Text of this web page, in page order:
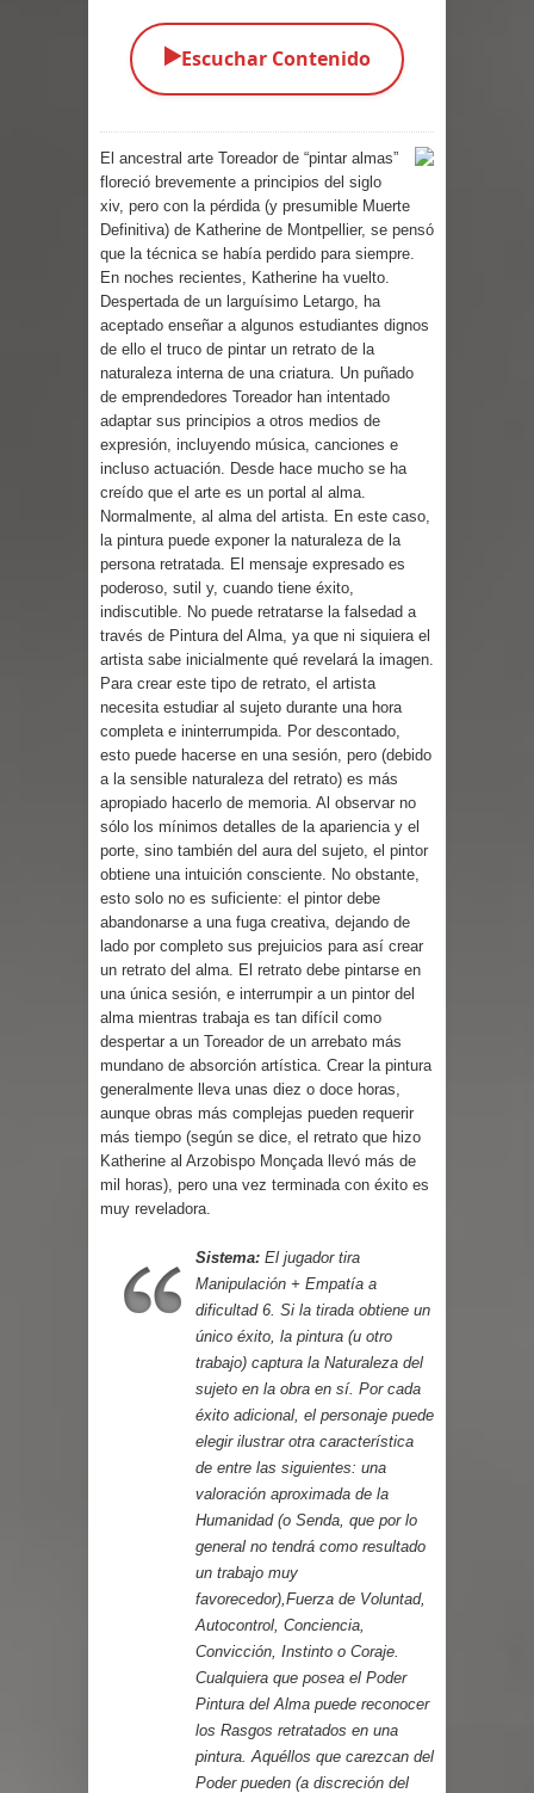
Parte 02: Los Muertos Gobiernan a
los Vivos
Parte 02: El Enemigo de mi Enemigo
Parte 05: Los Horrores del Infierno
Parte 04: Oídos Sordos
Parte 03: La Traición
Parte 02: Vuelve el Hijo Prodigo
Parte 03: Reflexiones
Parte 02: Un Bicho Raro
▶️Escuchar Contenido
El ancestral arte Toreador de “pintar almas”
floreció brevemente a principios del siglo
xiv, pero con la pérdida (y presumible Muerte
Definitiva) de Katherine de Montpellier, se pensó
que la técnica se había perdido para siempre.
En noches recientes, Katherine ha vuelto.
Despertada de un larguísimo Letargo, ha
aceptado enseñar a algunos estudiantes dignos
de ello el truco de pintar un retrato de la
naturaleza interna de una criatura. Un puñado
de emprendedores Toreador han intentado
adaptar sus principios a otros medios de
expresión, incluyendo música, canciones e
incluso actuación. Desde hace mucho se ha
creído que el arte es un portal al alma.
Normalmente, al alma del artista. En este caso,
la pintura puede exponer la naturaleza de la
persona retratada. El mensaje expresado es
poderoso, sutil y, cuando tiene éxito,
indiscutible. No puede retratarse la falsedad a
través de Pintura del Alma, ya que ni siquiera el
artista sabe inicialmente qué revelará la imagen.
Para crear este tipo de retrato, el artista
necesita estudiar al sujeto durante una hora
completa e ininterrumpida. Por descontado,
esto puede hacerse en una sesión, pero (debido
a la sensible naturaleza del retrato) es más
apropiado hacerlo de memoria. Al observar no
sólo los mínimos detalles de la apariencia y el
porte, sino también del aura del sujeto, el pintor
obtiene una intuición consciente. No obstante,
esto solo no es suficiente: el pintor debe
abandonarse a una fuga creativa, dejando de
lado por completo sus prejuicios para así crear
un retrato del alma. El retrato debe pintarse en
una única sesión, e interrumpir a un pintor del
alma mientras trabaja es tan difícil como
despertar a un Toreador de un arrebato más
mundano de absorción artística. Crear la pintura
generalmente lleva unas diez o doce horas,
aunque obras más complejas pueden requerir
más tiempo (según se dice, el retrato que hizo
Katherine al Arzobispo Monçada llevó más de
mil horas), pero una vez terminada con éxito es
muy reveladora.
Sistema: El jugador tira
Manipulación + Empatía a
dificultad 6. Si la tirada obtiene un
único éxito, la pintura (u otro
trabajo) captura la Naturaleza del
sujeto en la obra en sí. Por cada
éxito adicional, el personaje puede
elegir ilustrar otra característica
de entre las siguientes: una
valoración aproximada de la
Humanidad (o Senda, que por lo
general no tendrá como resultado
un trabajo muy
favorecedor),Fuerza de Voluntad,
Autocontrol, Conciencia,
Convicción, Instinto o Coraje.
Cualquiera que posea el Poder
Pintura del Alma puede reconocer
los Rasgos retratados en una
pintura. Aquéllos que carezcan del
Poder pueden (a discreción del